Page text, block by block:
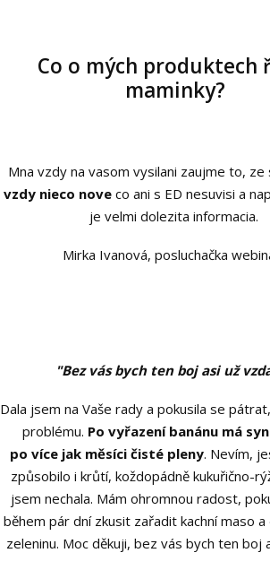
Co o mých produktech
maminky?
Mna vzdy na vasom vysilani zaujme to, ze
vzdy nieco nove co ani s ED nesuvisi a
je velmi dolezita informacia.
Mirka Ivanová, posluchačka
"Bez vás bych ten boj asi už
Dala jsem na Vaše rady a pokusila se
problému. Po vyřazení banánu má
po více jak měsíci čisté pleny. Nevím,
způsobilo i krůtí, koždopádně kukuřično-
jsem nechala. Mám ohromnou radost,
během pár dní zkusit zařadit kachní maso a
zeleninu. Moc děkuji, bez vás bych ten boj